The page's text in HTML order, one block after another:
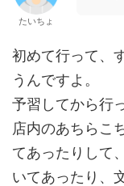
たいちょ
初めて行って、
うんですよ。
予習してから行
店内のあちらこ
てあったりして
いてあったり、